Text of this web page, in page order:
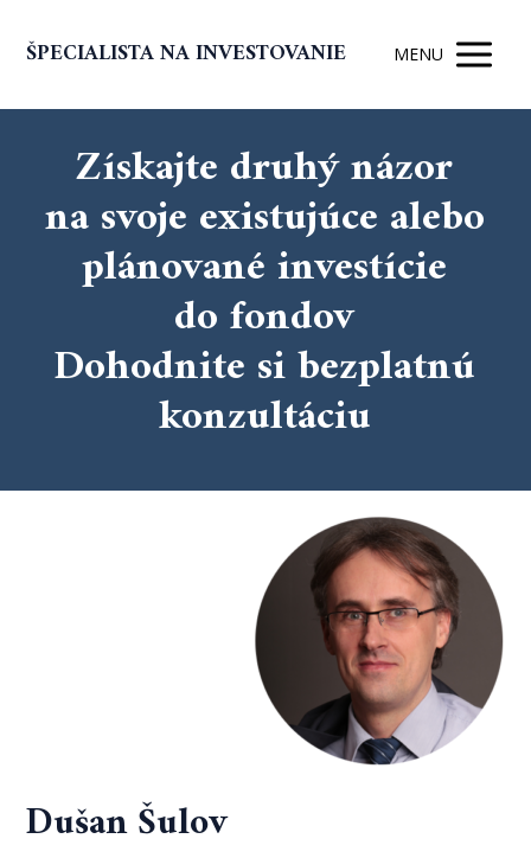
ŠPECIALISTA NA INVESTOVANIE MENU
Získajte druhý názor
na svoje existujúce alebo
plánované investície
do fondov
Dohodnite si bezplatnú
konzultáciu
Dušan Šulov